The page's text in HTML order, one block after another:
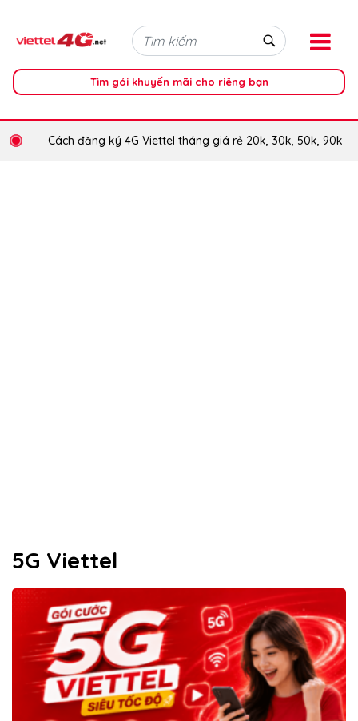
Tìm gói khuyến mãi cho riêng bạn
Cách đăng ký 4G Viettel tháng giá rẻ 20k, 30k, 50k, 90k
5G Viettel